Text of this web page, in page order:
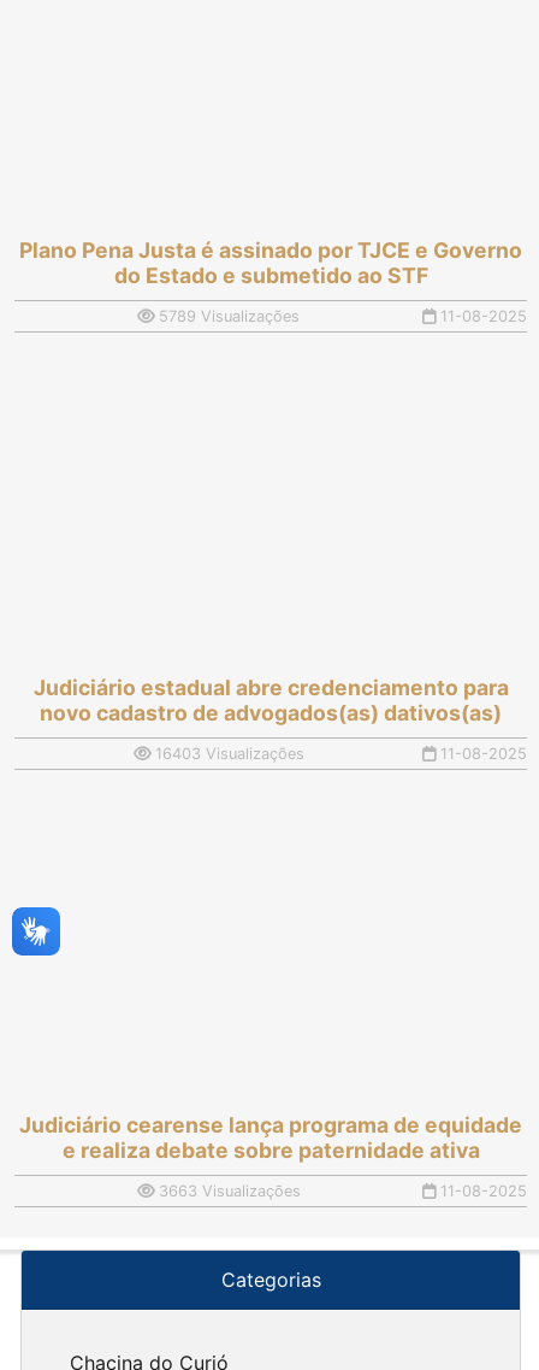
Plano Pena Justa é assinado por TJCE e Governo
do Estado e submetido ao STF
5789 Visualizações 11-08-2025
Judiciário estadual abre credenciamento para
novo cadastro de advogados(as) dativos(as)
16403 Visualizações 11-08-2025
Judiciário cearense lança programa de equidade
e realiza debate sobre paternidade ativa
3663 Visualizações 11-08-2025
Categorias
Chacina do Curió